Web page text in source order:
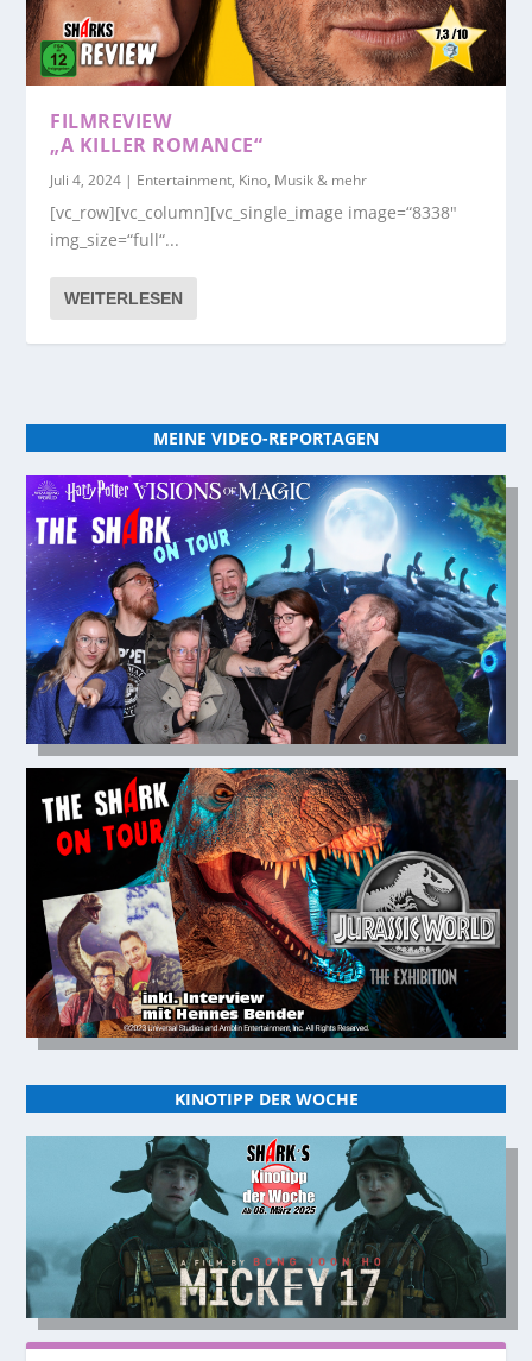
FILMREVIEW
„A KILLER ROMANCE“
Juli 4, 2024 | Entertainment, Kino, Musik & mehr
[vc_row][vc_column][vc_single_image image=“8338″
img_size=“full“...
WEITERLESEN
MEINE VIDEO-REPORTAGEN
KINOTIPP DER WOCHE